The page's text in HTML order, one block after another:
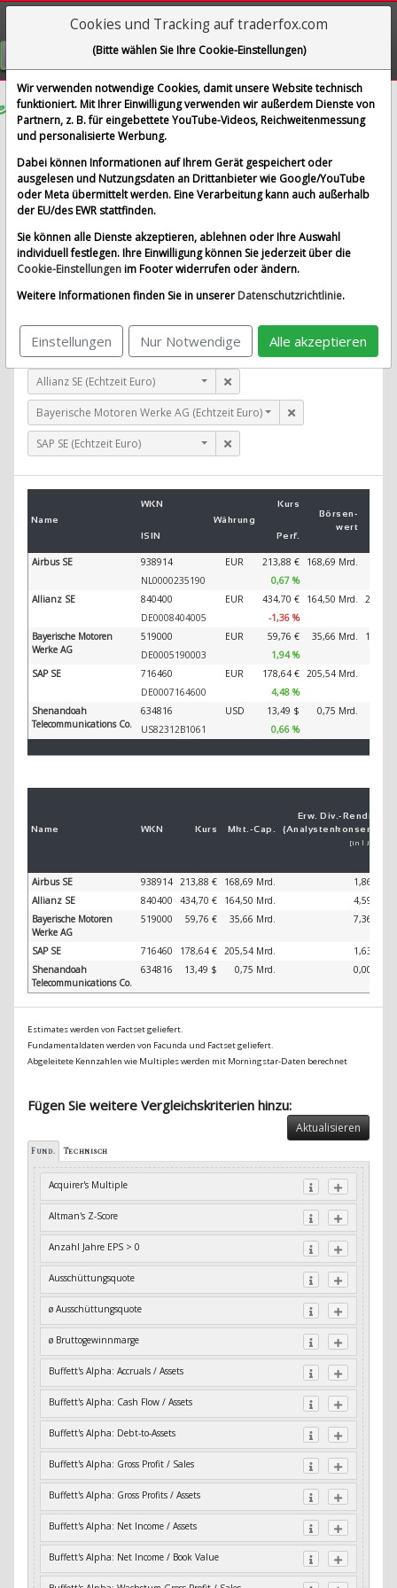
Visualizations
GRATIS REGISTRIEREN
Shenandoah Telecommunications
Co.
im Vergleich mit Airbus SE, Allianz SE, Bayerische
Motoren Werke AG und 1 weitere Aktie
Aktualisieren
Airbus SE (Echtzeit Euro)
Allianz SE (Echtzeit Euro)
Bayerische Motoren Werke AG (Echtzeit Euro)
SAP SE (Echtzeit Euro)
Name
WKN
Währung
Kurs
Börsen­
wert
ISIN
Perf.
Airbus SE 938914 EUR 213,88 € 168,69 Mrd.
NL0000235190
0,67 %
Allianz SE
840400 EUR 434,70 € 164,50 Mrd.
DE0008404005
-1,36 %
Bayerische Motoren
Werke AG
519000 EUR 59,76 € 35,66 Mrd.
DE0005190003
1,94 %
SAP SE
716460 EUR 178,64 € 205,54 Mrd.
DE0007164600
4,48 %
Shenandoah
Telecommunications Co.
634816 USD 13,49 $ 0,75 Mrd.
US82312B1061
0,66 %
Name WKN Kurs Mkt.-Cap.
Erw. Div.- Ren­di­te
(Analystenkonsens)
[in 1 Jahr]
Airbus SE 938914 213,88 € 168,69 Mrd.
1,86 %
Allianz SE
840400 434,70 € 164,50 Mrd.
4,59 %
Bayerische Motoren
Werke AG
519000 59,76 € 35,66 Mrd. 7,36 %
SAP SE 716460 178,64 € 205,54 Mrd.
1,63 %
Shenandoah
Telecommunications Co.
634816 13,49 $ 0,75 Mrd. 0,00 %
Estimates werden von Factset geliefert.
Fundamentaldaten werden von Facunda und Factset geliefert.
Abgeleitete Kennzahlen wie Multiples werden mit Morningstar-Daten berechnet
Fügen Sie weitere Vergleichskriterien hinzu:
Aktualisieren
Fund. Technisch
Acquirer's Multiple
Altman's Z-Score
Anzahl Jahre EPS > 0
Ausschüttungsquote
ø Ausschüttungsquote
ø Bruttogewinnmarge
Buffett's Alpha: Accruals / Assets
Buffett's Alpha: Cash Flow / Assets
Buffett's Alpha: Debt-to-Assets
Buffett's Alpha: Gross Profit / Sales
Buffett's Alpha: Gross Profits / Assets
Buffett's Alpha: Net Income / Assets
Buffett's Alpha: Net Income / Book Value
Cookies und Tracking auf traderfox.com
(Bitte wählen Sie Ihre Cookie-Einstellungen)
Wir verwenden notwendige Cookies, damit unsere Website technisch
funktioniert. Mit Ihrer Einwilligung verwenden wir außerdem Dienste von
Partnern, z. B. für eingebettete YouTube-Videos, Reichweitenmessung
und personalisierte Werbung.
Dabei können Informationen auf Ihrem Gerät gespeichert oder
ausgelesen und Nutzungsdaten an Drittanbieter wie Google/YouTube
oder Meta übermittelt werden. Eine Verarbeitung kann auch außerhalb
der EU/des EWR stattfinden.
Sie können alle Dienste akzeptieren, ablehnen oder Ihre Auswahl
individuell festlegen. Ihre Einwilligung können Sie jederzeit über die
Cookie-Einstellungenim Footer widerrufen oder ändern.
Weitere Informationen finden Sie in unserer Datenschutzrichtlinie.
Einstellungen Nur Notwendige Alle akzeptieren